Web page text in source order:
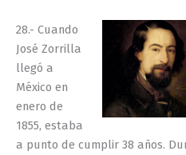
28.- Cuando
José Zorrilla
llegó a
México en
enero de
1855, estaba
a punto de cumplir 38 años.